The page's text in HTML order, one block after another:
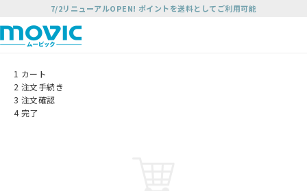
7/2リニューアルOPEN! ポイントを送料としてご利用可能
1 カート
2 注文手続き
3 注文確認
4 完了